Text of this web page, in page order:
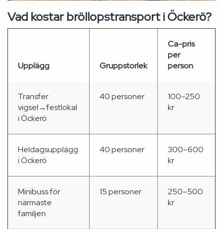
Vad kostar bröllopstransport i Öckerö?
Upplägg Gruppstorlek
Ca-pris
per
person
Transfer
vigsel→festlokal
i Öckerö
40 personer
100–250
kr
Heldagsupplägg
i Öckerö
40 personer
300–600
kr
Minibuss för
närmaste
familjen
15 personer
250–500
kr